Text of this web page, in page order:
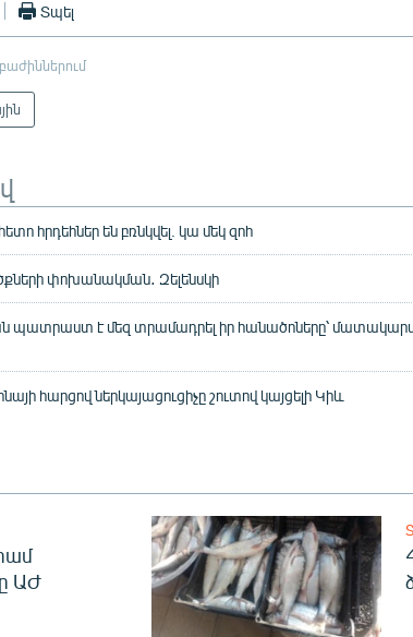
Տպել
հրդեհներ են բռնկվել. կա մեկ զոհ
փոխանակման․ Զելենսկի
պատրաստ է մեզ տրամադրել իր հանածոները՝
հարցով ներկայացուցիչը շուտով կայցելի Կիև
ԱԺ